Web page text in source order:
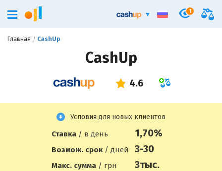
Главная CashUp
CashUp
Условия для новых клиентов
Ставка / в день 1,70%
Возмож. срок / дней 3-30
Макс. сумма / грн 3тыс.
1